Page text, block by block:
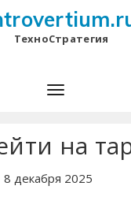
ТехноСтратегия
на
8 декабря 2025